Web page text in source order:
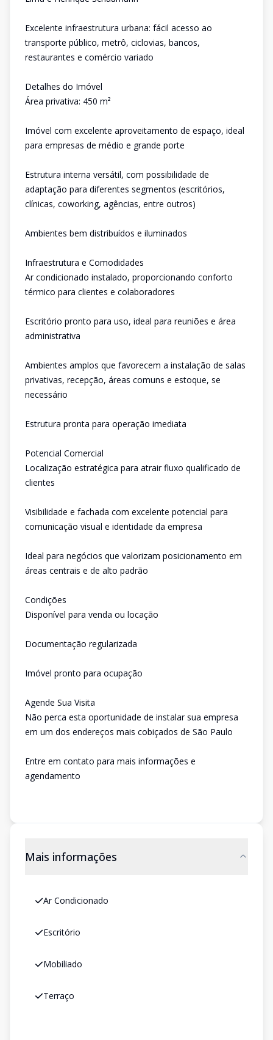
Excelente infraestrutura urbana: fácil acesso ao
transporte público, metrô, ciclovias, bancos,
restaurantes e comércio variado
Detalhes do Imóvel
Área privativa: 450 m²
Imóvel com excelente aproveitamento de espaço, ideal
para empresas de médio e grande porte
Estrutura interna versátil, com possibilidade de
adaptação para diferentes segmentos (escritórios,
clínicas, coworking, agências, entre outros)
Ambientes bem distribuídos e iluminados
Infraestrutura e Comodidades
Ar condicionado instalado, proporcionando conforto
térmico para clientes e colaboradores
Escritório pronto para uso, ideal para reuniões e área
administrativa
Ambientes amplos que favorecem a instalação de salas
privativas, recepção, áreas comuns e estoque, se
necessário
Estrutura pronta para operação imediata
Potencial Comercial
Localização estratégica para atrair fluxo qualificado de
clientes
Visibilidade e fachada com excelente potencial para
comunicação visual e identidade da empresa
Ideal para negócios que valorizam posicionamento em
áreas centrais e de alto padrão
Condições
Disponível para venda ou locação
Documentação regularizada
Imóvel pronto para ocupação
Agende Sua Visita
Não perca esta oportunidade de instalar sua empresa
em um dos endereços mais cobiçados de São Paulo
Entre em contato para mais informações e
agendamento
Mais informações
Ar Condicionado
Escritório
Mobiliado
Terraço